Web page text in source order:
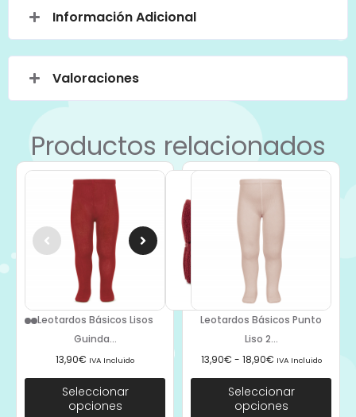
Información Adicional
Valoraciones
Productos relacionados
Leotardos Básicos Lisos
Guinda...
13,90€ IVA Incluido
Seleccionar
opciones
Leotardos Básicos Punto
Liso 2...
13,90€ - 18,90€ IVA Incluido
Seleccionar
opciones